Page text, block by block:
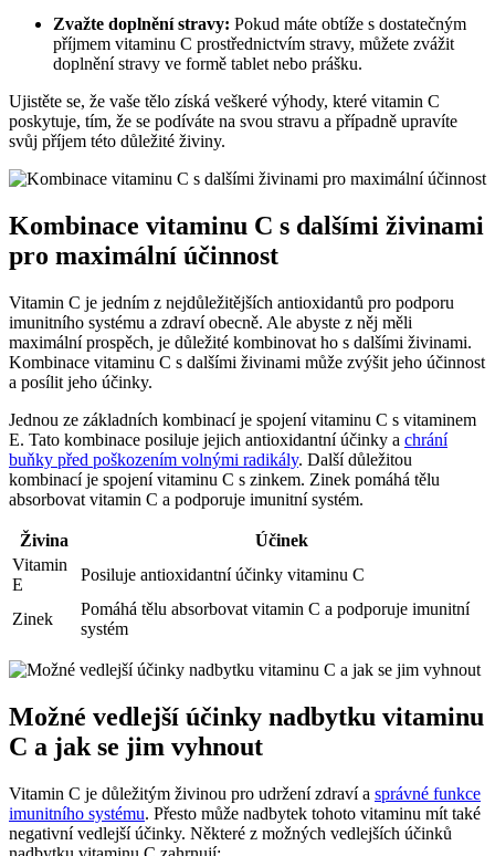
Zvažte doplnění stravy: Pokud máte obtíže s dostatečným
příjmem vitaminu C prostřednictvím stravy, můžete zvážit
doplnění stravy ve formě tablet nebo prášku.
Ujistěte se, že vaše tělo získá veškeré výhody, které vitamin C
poskytuje, tím, že se podíváte na svou stravu a případně upravíte
svůj příjem této důležité živiny.
Kombinace vitaminu C s dalšími živinami
pro maximální účinnost
Vitamin C je jedním z nejdůležitějších antioxidantů pro podporu
imunitního systému a zdraví obecně. Ale abyste z něj měli
maximální prospěch, je důležité kombinovat ho s dalšími živinami.
Kombinace vitaminu C s dalšími živinami může zvýšit jeho účinnost
a posílit jeho účinky.
Jednou ze základních kombinací je spojení vitaminu C s vitaminem
E. Tato kombinace posiluje jejich antioxidantní účinky a chrání
buňky před poškozením volnými radikály. Další důležitou
kombinací je spojení vitaminu C s zinkem. Zinek pomáhá tělu
absorbovat vitamin C a podporuje imunitní systém.
Živina
Účinek
Vitamin
E
Posiluje antioxidantní účinky vitaminu C
Zinek
Pomáhá tělu absorbovat vitamin C a podporuje imunitní
systém
Možné vedlejší účinky nadbytku vitaminu
C a jak se jim vyhnout
Vitamin C je důležitým živinou pro udržení zdraví a správné funkce
imunitního systému. Přesto může nadbytek tohoto vitaminu mít také
negativní vedlejší účinky. Některé z možných vedlejších účinků